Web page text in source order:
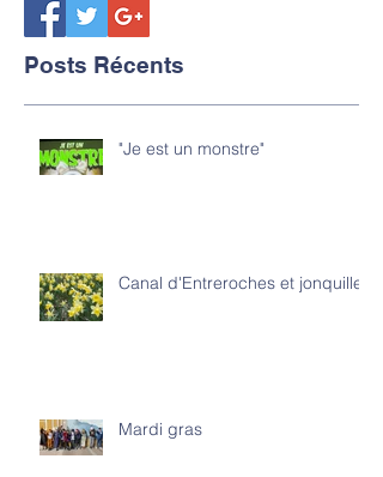
Posts Récents
"Je est un monstre"
Canal d'Entreroches et jonquilles
Mardi gras